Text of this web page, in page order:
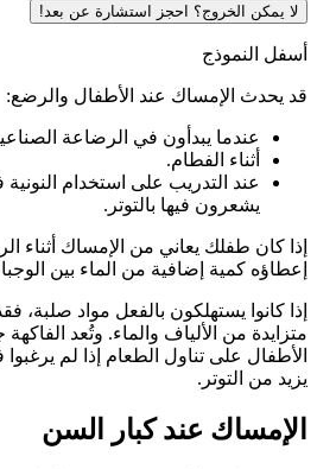
لا يمكن الخروج؟ احجز استشارة عن بعد!
أسفل النموذج
قد يحدث الإمساك عند الأطفال والرضع:
عندما يبدأون في الرضاعة
أثناء الفطام.
عند التدريب على استخدام
يشعرون فيها بالتوتر.
إذا كان طفلك يعاني من الإمساك أثناء
إعطاؤه كمية إضافية من الماء بين
إذا كانوا يستهلكون بالفعل مواد صلبة،
متزايدة من الألياف والماء. وتُعد
الأطفال على تناول الطعام إذا لم
يزيد من التوتر.
الإمساك عند كبار السن